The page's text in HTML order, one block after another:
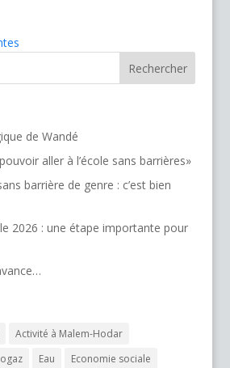
de Wandé
aller à l’école sans barrières»
barrière de genre : c’est bien
2026 : une étape importante pour
Activité à Malem-Hodar
Eau
Economie sociale